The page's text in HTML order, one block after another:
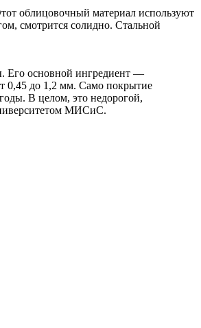
облицовочный материал используют
смотрится солидно. Стальной
Его основной ингредиент —
0,45 до 1,2 мм. Само покрытие
В целом, это недорогой,
МИСиС.